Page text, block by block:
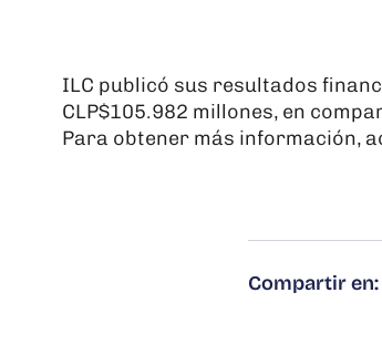
ILC publicó sus resultados
CLP$105.982 millones, en
Para obtener más información,
Compartir en: